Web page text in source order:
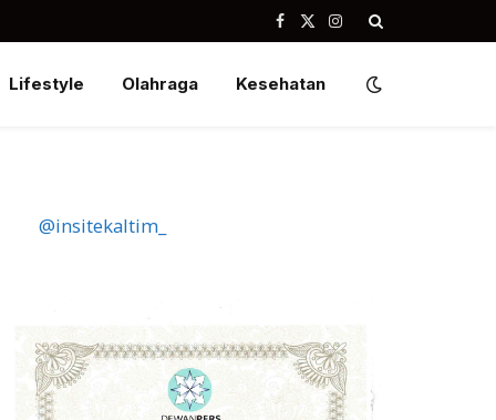
Facebook
X
Instagram
Lifestyle Olahraga Kesehatan
@insitekaltim_